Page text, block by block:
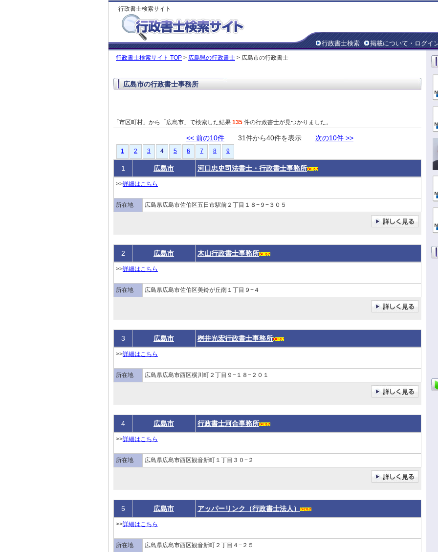
行政書士検索サイト
行政書士検索 掲載について・ログイ
行政書士検索サイト TOP > 広島県の行政書士 > 広島市の行政書士
広島市の行政書士事務所
「市区町村」から「広島市」で検索した結果 135 件の行政書士が見つかりました。
<< 前の10件 31件から40件を表示 次の10件 >>
1 2 3 4 5 6 7 8 9
1 広島市 河口忠史司法書士・行政書士事務所
>>詳細はこちら
所在地 広島県広島市佐伯区五日市駅前２丁目１８−９−３０５
2 広島市 木山行政書士事務所
>>詳細はこちら
所在地 広島県広島市佐伯区美鈴が丘南１丁目９−４
3 広島市 桝井光宏行政書士事務所
>>詳細はこちら
所在地 広島県広島市西区横川町２丁目９−１８−２０１
4 広島市 行政書士河合事務所
>>詳細はこちら
所在地 広島県広島市西区観音新町１丁目３０−２
5 広島市 アッパーリンク（行政書士法人）
>>詳細はこちら
所在地 広島県広島市西区観音新町２丁目４−２５